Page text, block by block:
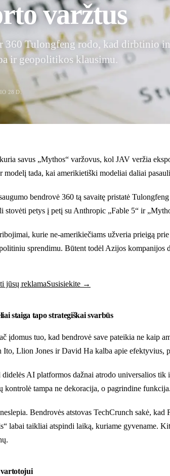
varžtus
360 Tulongfeng rodo, kad dirbtinio
ir geopolitikos klausimu.
28 D.
savus „Mythos“ varžovus, kol JAV veržia
modelį tada, kai amerikietiški modeliai daliai
bendrovė 360 tą savaitę pristatė
stovėti petys į petį su Anthropic „Fable 5“ ir
kurie ne-amerikiečiams užveria prieigą
sprendimu. Būtent todėl Azijos kompanijos
jūsų reklamaSusisiekite →
staiga tapo strategiškai svarbūs
įdomus tuo, kad bendrovė save pateikia ne
Ito, Llion Jones ir David Ha kalba apie
AI platformos dažnai atrodo universalios
kontrolė tampa ne dekoracija, o pagrindine
Bendrovės atstovas TechCrunch sakė,
labai taikliai atspindi laiką, kuriame gyvename.
vartotojui